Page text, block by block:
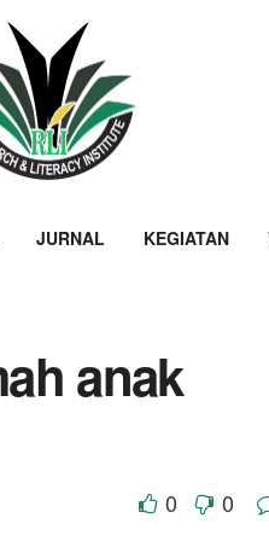
JURNAL KEGIATAN
anak
0 0